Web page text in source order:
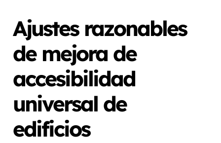
Ajustes razonables
de mejora de
accesibilidad
universal de
edificios